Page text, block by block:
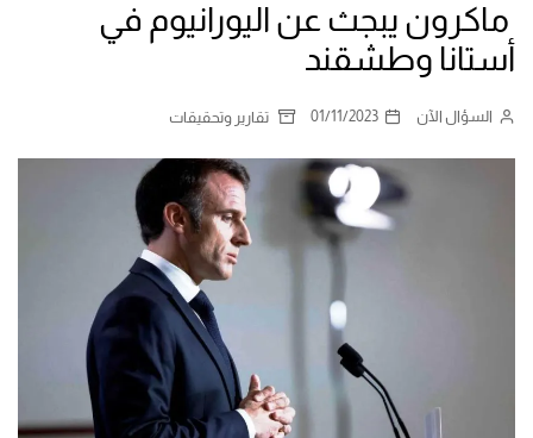
ماكرون يبجث عن اليورانيوم في
أستانا وطشقند
السؤال الآن 01/11/2023 تقارير وتحقيقات